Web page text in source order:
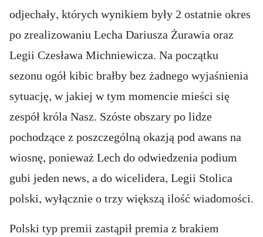
odjechały, których wynikiem były 2 ostatnie okres
po zrealizowaniu Lecha Dariusza Żurawia oraz
Legii Czesława Michniewicza. Na początku
sezonu ogół kibic brałby bez żadnego wyjaśnienia
sytuację, w jakiej w tym momencie mieści się
zespół króla Nasz. Szóste obszary po lidze
pochodzące z poszczególną okazją pod awans na
wiosnę, ponieważ Lech do odwiedzenia podium
gubi jeden news, a do wicelidera, Legii Stolica
polski, wyłącznie o trzy większą ilość wiadomości.
Polski typ premii zastąpił premia z brakiem